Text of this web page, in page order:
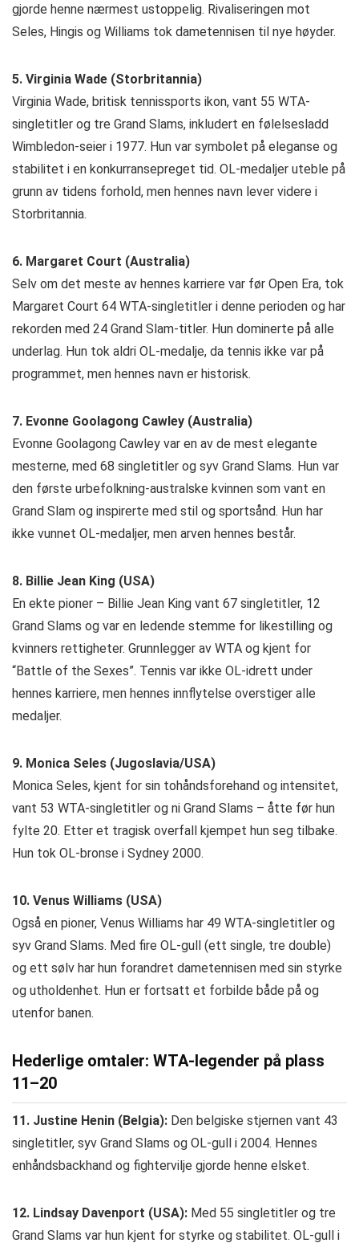
gjorde henne nærmest ustoppelig. Rivaliseringen mot
Seles, Hingis og Williams tok dametennisen til nye høyder.
5. Virginia Wade (Storbritannia)
Virginia Wade, britisk tennissports ikon, vant 55 WTA-
singletitler og tre Grand Slams, inkludert en følelsesladd
Wimbledon-seier i 1977. Hun var symbolet på eleganse og
stabilitet i en konkurransepreget tid. OL-medaljer uteble på
grunn av tidens forhold, men hennes navn lever videre i
Storbritannia.
6. Margaret Court (Australia)
Selv om det meste av hennes karriere var før Open Era, tok
Margaret Court 64 WTA-singletitler i denne perioden og har
rekorden med 24 Grand Slam-titler. Hun dominerte på alle
underlag. Hun tok aldri OL-medalje, da tennis ikke var på
programmet, men hennes navn er historisk.
7. Evonne Goolagong Cawley (Australia)
Evonne Goolagong Cawley var en av de mest elegante
mesterne, med 68 singletitler og syv Grand Slams. Hun var
den første urbefolkning-australske kvinnen som vant en
Grand Slam og inspirerte med stil og sportsånd. Hun har
ikke vunnet OL-medaljer, men arven hennes består.
8. Billie Jean King (USA)
En ekte pioner – Billie Jean King vant 67 singletitler, 12
Grand Slams og var en ledende stemme for likestilling og
kvinners rettigheter. Grunnlegger av WTA og kjent for
“Battle of the Sexes”. Tennis var ikke OL-idrett under
hennes karriere, men hennes innflytelse overstiger alle
medaljer.
9. Monica Seles (Jugoslavia/USA)
Monica Seles, kjent for sin tohåndsforehand og intensitet,
vant 53 WTA-singletitler og ni Grand Slams – åtte før hun
fylte 20. Etter et tragisk overfall kjempet hun seg tilbake.
Hun tok OL-bronse i Sydney 2000.
10. Venus Williams (USA)
Også en pioner, Venus Williams har 49 WTA-singletitler og
syv Grand Slams. Med fire OL-gull (ett single, tre double)
og ett sølv har hun forandret dametennisen med sin styrke
og utholdenhet. Hun er fortsatt et forbilde både på og
utenfor banen.
Hederlige omtaler: WTA-legender på plass
11–20
11. Justine Henin (Belgia): Den belgiske stjernen vant 43
singletitler, syv Grand Slams og OL-gull i 2004. Hennes
enhåndsbackhand og fightervilje gjorde henne elsket.
12. Lindsay Davenport (USA): Med 55 singletitler og tre
Grand Slams var hun kjent for styrke og stabilitet. OL-gull i